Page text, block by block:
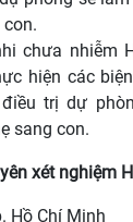
con.
chưa nhiễm
hiện các
trị dự
sang con.
xét nghiệm
Hồ Chí Minh